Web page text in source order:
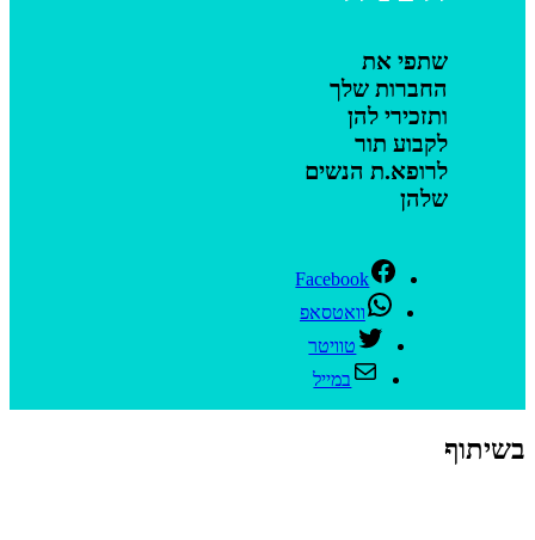
שתפי את
החברות שלך
ותזכירי להן
לקבוע תור
לרופא.ת הנשים
שלהן
Facebook
וואטסאפ
טוויטר
במייל
בשיתוף